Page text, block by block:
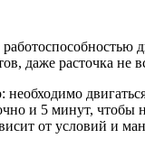
даже расточка не
необходимо
и 5 минут, чтобы
от условий и